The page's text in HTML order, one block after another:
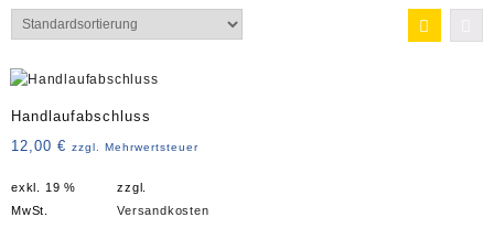
Handlaufabschluss
12,00 € zzgl. Mehrwertsteuer
exkl. 19 %
MwSt.
zzgl.
Versandkosten